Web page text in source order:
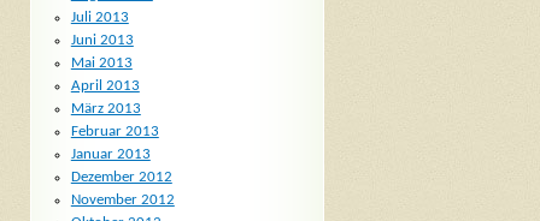
Juli 2013
Juni 2013
Mai 2013
April 2013
März 2013
Februar 2013
Januar 2013
Dezember 2012
November 2012